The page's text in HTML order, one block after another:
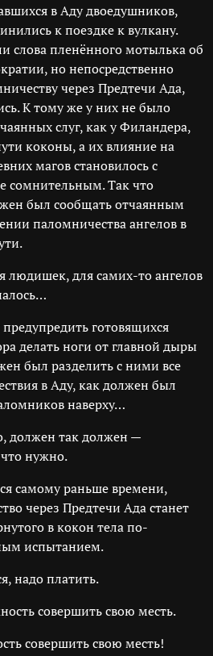
в Аду двоедушников,
к поездке к вулкану.
слова пленённого мотылька об
но непосредственно
через Предтечи Ада,
К тому же у них не было
слуг, как у Филандера,
коконы, а их влияние на
магов становилось с
сомнительным. Так что
был сообщать отчаянным
паломничества ангелов в
людишек, для самих-то ангелов
готовящихся
делать ноги от главной дыры
был разделить с ними все
в Аду, как должен был
наверху…
должен так должен —
нужно.
самому раньше времени,
через Предтечи Ада станет
в кокон тела по-
испытанием.
надо платить.
совершить свою месть.
совершить свою месть!